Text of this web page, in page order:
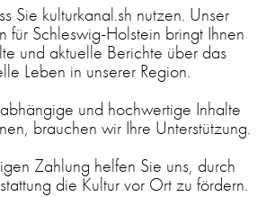
Sie kulturkanal.sh nutzen. Unser
für Schleswig-Holstein bringt Ihnen
und aktuelle Berichte über das
Leben in unserer Region.
und hochwertige Inhalte
brauchen wir Ihre Unterstützung.
Zahlung helfen Sie uns, durch
die Kultur vor Ort zu fördern.